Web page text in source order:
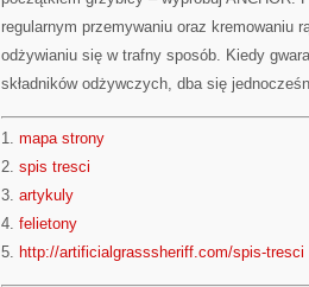
regularnym przemywaniu oraz kremowaniu
odżywianiu się w trafny sposób. Kiedy
składników odżywczych, dba się
1. mapa strony
2. spis tresci
3. artykuly
4. felietony
5. http://artificialgrasssheriff.com/spis-tresci